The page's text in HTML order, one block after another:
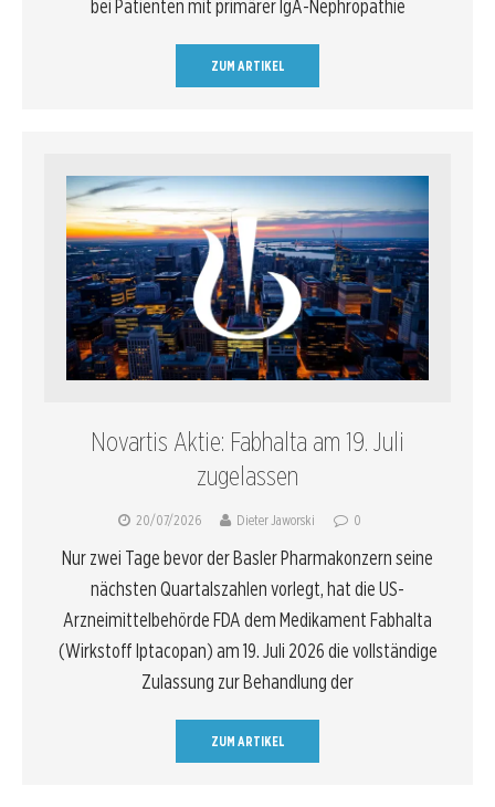
bei Patienten mit primärer IgA-Nephropathie
ZUM ARTIKEL
Novartis Aktie: Fabhalta am 19. Juli
zugelassen
20/07/2026 Dieter Jaworski 0
Nur zwei Tage bevor der Basler Pharmakonzern seine
nächsten Quartalszahlen vorlegt, hat die US-
Arzneimittelbehörde FDA dem Medikament Fabhalta
(Wirkstoff Iptacopan) am 19. Juli 2026 die vollständige
Zulassung zur Behandlung der
ZUM ARTIKEL